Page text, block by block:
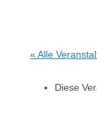
« Alle
Diese